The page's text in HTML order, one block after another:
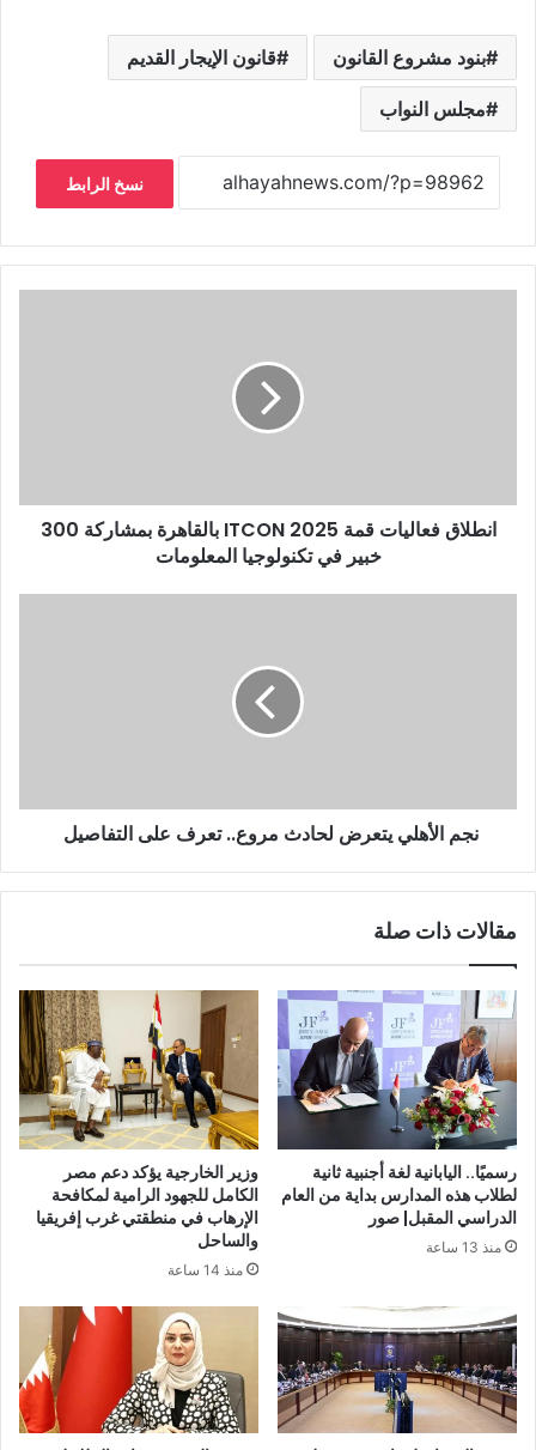
بنود مشروع القانون قانون الإيجار القديم
مجلس النواب
نسخ الرابط
انطلاق فعاليات قمة ITCON 2025 بالقاهرة بمشاركة 300
خبير في تكنولوجيا المعلومات
نجم الأهلي يتعرض لحادث مروع.. تعرف على التفاصيل
مقالات ذات صلة
رسميًا.. اليابانية لغة أجنبية ثانية
لطلاب هذه المدارس بداية من العام
الدراسي المقبل| صور
منذ 13 ساعة
وزير الخارجية يؤكد دعم مصر
الكامل للجهود الرامية لمكافحة
الإرهاب في منطقتي غرب إفريقيا
والساحل
منذ 14 ساعة